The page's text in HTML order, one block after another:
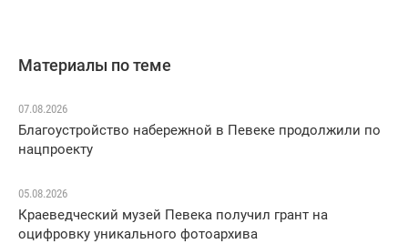
Материалы по теме
07.08.2026
Благоустройство набережной в Певеке продолжили по
нацпроекту
05.08.2026
Краеведческий музей Певека получил грант на
оцифровку уникального фотоархива